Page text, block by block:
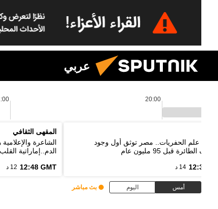
عربي
20:00
في علم الحفريات.. مصر توثق أول وجود
الطائرة قبل 95 مليون عام
12:33 14 د
المقهى الثقافي
الشاعرة
الدم..إماراتية القلب
12:48 GMT 12 د
أمس اليوم بث مباشر